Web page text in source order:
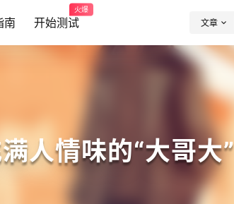
南 开始测试
火爆
文章
人情味的“大哥大”